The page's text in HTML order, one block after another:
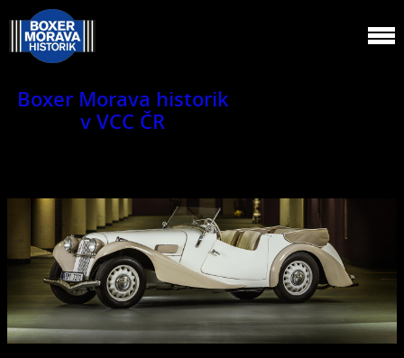
Boxer Morava historik
v VCC ČR
Jsme klub veteránů.